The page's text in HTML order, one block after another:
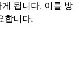
됩니다. 이를 방
합니다.